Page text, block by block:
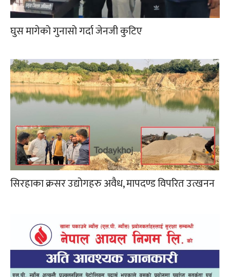
घुस मागेको गुनासो गर्दा जेनजी कुटिए
सिरहाका क्रसर उद्योगहरु अवैध, मापदण्ड विपरित उत्खनन